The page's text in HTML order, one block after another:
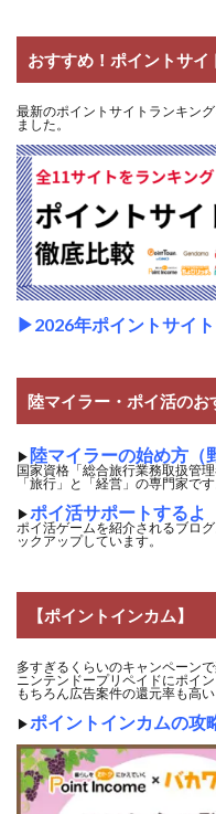
おすすめ！ポイントサイ
最新のポイントサイトランキン
ました。
▶2026年ポイントサイ
陸マイラー・ポイ活のお
▶陸マイラーの始め方（
国家資格「総合旅行業務取扱管
「旅行」と「経営」の専門家です
▶ ポイ活サポートするよ
ポイ活ゲームを紹介されるブロ
ックアップしています。
【ポイントインカム】
多すぎるくらいのキャンペーン
ニンテンドープリペイドにポイ
もちろん広告案件の還元率も高い
▶ ポイントインカムの攻